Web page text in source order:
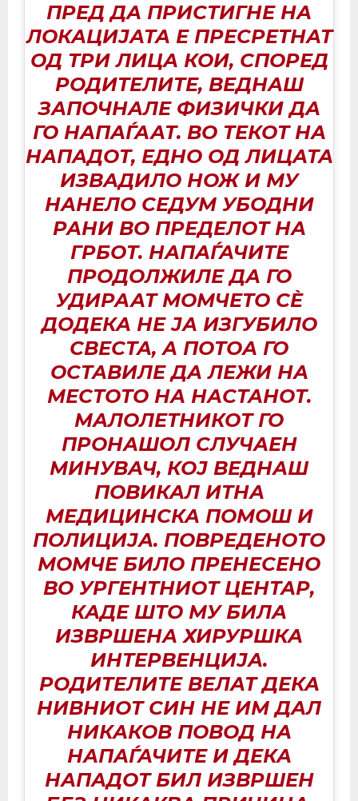
ПРЕД ДА ПРИСТИГНЕ НА
ЛОКАЦИЈАТА Е ПРЕСРЕТНАТ
ОД ТРИ ЛИЦА КОИ, СПОРЕД
РОДИТЕЛИТЕ, ВЕДНАШ
ЗАПОЧНАЛЕ ФИЗИЧКИ ДА
ГО НАПАЃААТ. ВО ТЕКОТ НА
НАПАДОТ, ЕДНО ОД ЛИЦАТА
ИЗВАДИЛО НОЖ И МУ
НАНЕЛО СЕДУМ УБОДНИ
РАНИ ВО ПРЕДЕЛОТ НА
ГРБОТ. НАПАЃАЧИТЕ
ПРОДОЛЖИЛЕ ДА ГО
УДИРААТ МОМЧЕТО СÈ
ДОДЕКА НЕ ЈА ИЗГУБИЛО
СВЕСТА, А ПОТОА ГО
ОСТАВИЛЕ ДА ЛЕЖИ НА
МЕСТОТО НА НАСТАНОТ.
МАЛОЛЕТНИКОТ ГО
ПРОНАШОЛ СЛУЧАЕН
МИНУВАЧ, КОЈ ВЕДНАШ
ПОВИКАЛ ИТНА
МЕДИЦИНСКА ПОМОШ И
ПОЛИЦИЈА. ПОВРЕДЕНОТО
МОМЧЕ БИЛО ПРЕНЕСЕНО
ВО УРГЕНТНИОТ ЦЕНТАР,
КАДЕ ШТО МУ БИЛА
ИЗВРШЕНА ХИРУРШКА
ИНТЕРВЕНЦИЈА.
РОДИТЕЛИТЕ ВЕЛАТ ДЕКА
НИВНИОТ СИН НЕ ИМ ДАЛ
НИКАКОВ ПОВОД НА
НАПАЃАЧИТЕ И ДЕКА
НАПАДОТ БИЛ ИЗВРШЕН